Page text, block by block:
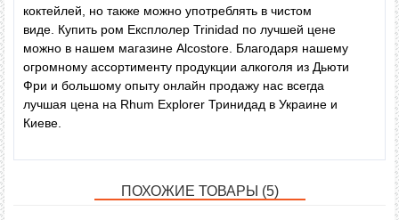
Метки:
коктейлей, но также можно употреблять в чистом
виде. Купить ром Експлолер Trinidad по лучшей цене
можно в нашем магазине Alcostore. Благодаря нашему
огромному ассортименту продукции алкоголя из Дьюти
Фри и большому опыту онлайн продажу нас всегда
лучшая цена на Rhum Explorer Тринидад в Украине и
Киеве.
ПОХОЖИЕ ТОВАРЫ (5)